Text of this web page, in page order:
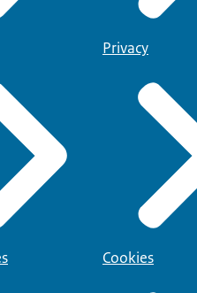
Privacy
Cookies